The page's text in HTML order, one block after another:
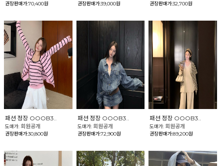
권장판매가:70,400원 권장판매가:39,000원 권장판매가:32,700원
패션 정장 OOOB3..
도매가: 회원공개
권장판매가:30,800원
패션 정장 OOOB3..
도매가: 회원공개
권장판매가:72,900원
패션 정장 OOOB3..
도매가:회원공개
권장판매가:89,200원